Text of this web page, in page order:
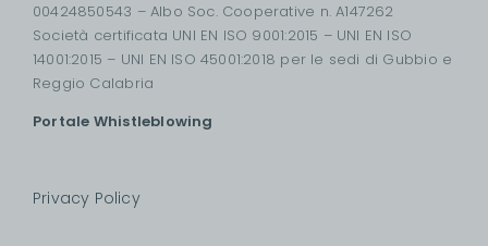
00424850543 – Albo Soc. Cooperative n. A147262
Società certificata UNI EN ISO 9001:2015 – UNI EN ISO
14001:2015 – UNI EN ISO 45001:2018 per le sedi di Gubbio e
Reggio Calabria
Portale Whistleblowing
Privacy Policy